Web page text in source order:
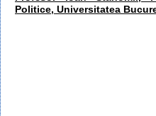
Politice, Universitatea